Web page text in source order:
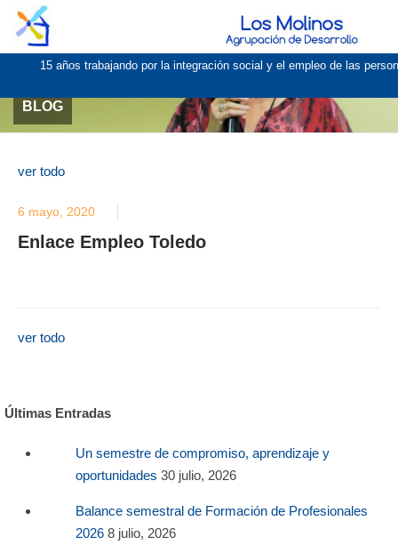
15 años trabajando por la integración social y el empleo de las
BLOG
ver todo
6 mayo, 2020
Enlace Empleo Toledo
ver todo
Últimas Entradas
Un semestre de compromiso, aprendizaje y
oportunidades 30 julio, 2026
Balance semestral de Formación de Profesionales
2026 8 julio, 2026